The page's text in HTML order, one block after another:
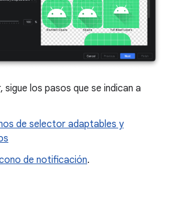
sigue los pasos que se indican a
de selector adaptables y
de notificación.